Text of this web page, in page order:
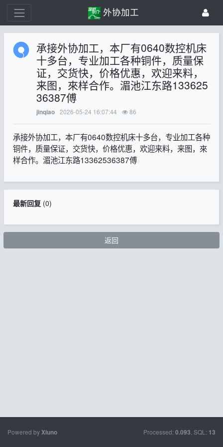
外协加工
承接外协加工，本厂有0640数控机床
十多台，专业加工各种铜件，质量保
证，交货快，价格优惠，欢迎来料，
来图，來样合作。湄池江东路133625
36387傅
jinqiao 2026-05-24 16:07:44 86
承接外协加工，本厂有0640数控机床十多台，专业加工各种
铜件，质量保证，交货快，价格优惠，欢迎来料，来图，來
样合作。湄池江东路13362536387傅
最新回复(0)
返回
Powered byXiuno Processed: 0.093 , SQL: 13